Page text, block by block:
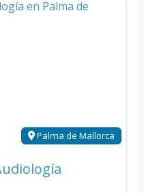
Palma de Mallorca